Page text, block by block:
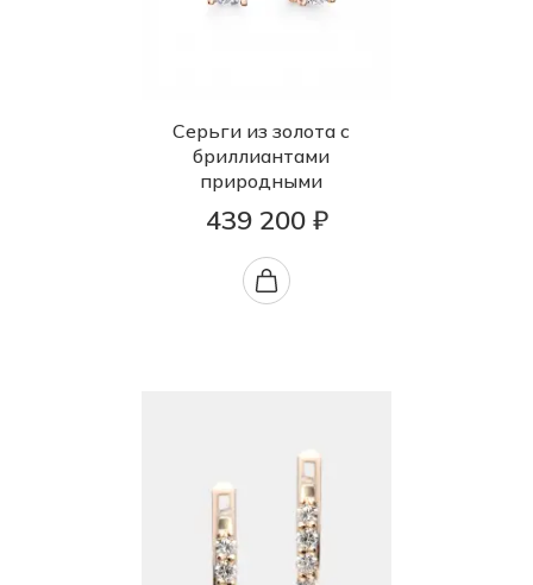
Серьги из золота с
бриллиантами
природными
439 200 ₽